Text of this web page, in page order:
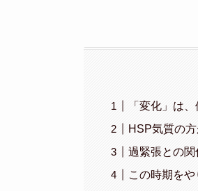
「変化」は
HSP気質の
過緊張との関
この時期を